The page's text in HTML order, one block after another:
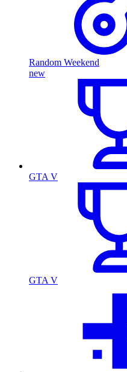
Random Weekend
new
GTA V
GTA V